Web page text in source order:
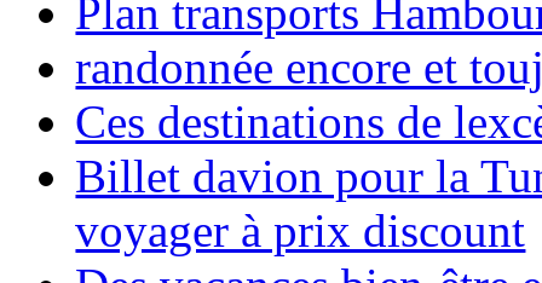
Plan transports
randonnée encore et
Ces destinations de
Billet davion pour la
voyager à prix discount